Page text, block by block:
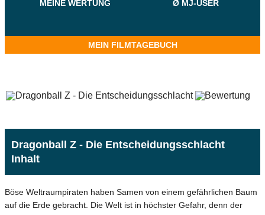
MEINE WERTUNG Ø MJ-USER
MEIN FILMTAGEBUCH
Dragonball Z - Die Entscheidungsschlacht
Inhalt
Böse Weltraumpiraten haben Samen von einem gefährlichen Baum
auf die Erde gebracht. Die Welt ist in höchster Gefahr, denn der